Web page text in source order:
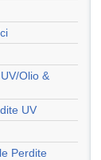
Olio &
UV
Perdite